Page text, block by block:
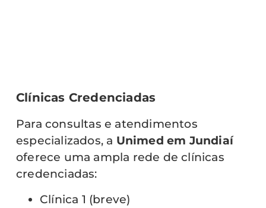
Clínicas Credenciadas
Para consultas e atendimentos
especializados, a Unimed em Jundiaí
oferece uma ampla rede de clínicas
credenciadas:
Clínica 1 (breve)